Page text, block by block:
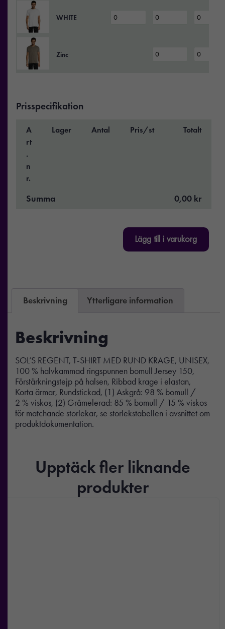
WHITE
Zinc
Prisspecifikation
A
rt
.
n
r.
Lager Antal Pris/st Totalt
Summa 0,00 kr
Lägg till i varukorg
Beskrivning Ytterligare information
Beskrivning
SOL’S REGENT, T-SHIRT MED RUND KRAGE, UNISEX,
100 % halvkammad ringspunnen bomull Jersey 150,
Förstärkningstejp på halsen, Ribbad krage i elastan,
Korta ärmar, Rundstickad, (1) Askgrå: 98 % bomull /
2 % viskos, (2) Gråmelerad: 85 % bomull / 15 % viskos
för matchande storlekar, se storlekstabellen i avsnittet om
produktdokumentation.
Upptäck fler liknande
produkter
Nödvändiga
Dessa kakor
går inte att
välja bort. De